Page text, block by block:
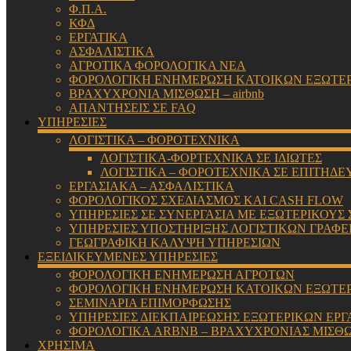
Φ.Π.Α.
ΚΦΔ
ΕΡΓΑΤΙΚΑ
ΑΣΦΑΛΙΣΤΙΚΑ
ΑΓΡΟΤΙΚΑ ΦΟΡΟΛΟΓΙΚΑ ΝΕΑ
ΦΟΡΟΛΟΓΙΚΗ ΕΝΗΜΕΡΩΣΗ ΚΑΤΟΙΚΩΝ
ΒΡΑΧΥΧΡΟΝΙΑ ΜΙΣΘΩΣΗ – airbnb
ΑΠΑΝΤΗΣΕΙΣ ΣΕ FAQ
ΥΠΗΡΕΣΙΕΣ
ΛΟΓΙΣΤΙΚΑ – ΦΟΡΟΤΕΧΝΙΚΑ
ΛΟΓΙΣΤΙΚΑ-ΦΟΡΤΕΧΝΙΚΑ ΣΕ ΙΔΙΩΤΕΣ
ΛΟΓΙΣΤΙΚΑ – ΦΟΡΟΤΕΧΝΙΚΑ ΣΕ
ΕΡΓΑΣΙΑΚΑ – ΑΣΦΑΛΙΣΤΙΚΑ
ΦΟΡΟΛΟΓΙΚΟΣ ΣΧΕΔΙΑΣΜΟΣ ΚΑΙ CASH FLOW
ΥΠΗΡΕΣΙΕΣ ΣΕ ΣΥΝΕΡΓΑΣΙΑ ΜΕ ΕΞΩΤΕΡΙΚΟΥΣ
ΥΠΗΡΕΣΙΕΣ ΥΠΟΣΤΗΡΙΞΗΣ ΛΟΓΙΣΤΙΚΩΝ
ΓΕΩΓΡΑΦΙΚΗ ΚΑΛΥΨΗ ΥΠΗΡΕΣΙΩΝ
ΕΞΕΙΔΙΚΕΥΜΕΝΕΣ ΥΠΗΡΕΣΙΕΣ
ΦΟΡΟΛΟΓΙΚΗ ΕΝΗΜΕΡΩΣΗ ΑΓΡΟΤΩΝ
ΦΟΡΟΛΟΓΙΚΗ ΕΝΗΜΕΡΩΣΗ ΚΑΤΟΙΚΩΝ
ΣΕΜΙΝΑΡΙΑ ΕΠΙΜΟΡΦΩΣΗΣ
ΥΠΗΡΕΣΙΕΣ ΔΙΕΚΠΑΙΡΕΩΣΗΣ ΕΞΩΤΕΡΙΚΩΝ
ΦΟΡΟΛΟΓΙΚΑ ARBNB – ΒΡΑΧΥΧΡΟΝΙΑΣ
ΧΡΗΣΙΜΑ